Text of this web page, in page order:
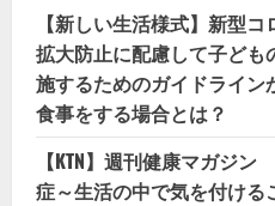
【新しい生活様式】新型
拡大防止に配慮して子ど
施するためのガイドライ
食事をする場合とは？
【KTN】週刊健康マガジ
症～生活の中で気を付ける